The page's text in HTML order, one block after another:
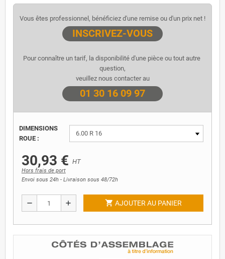
Vous êtes professionnel, bénéficiez d'une remise ou d'un prix net !
INSCRIVEZ-VOUS
Pour connaître un tarif, la disponibilité d'une pièce ou tout autre
question,
veuillez nous contacter au
01 30 16 09 97
DIMENSIONS
ROUE :
30,93 € HT
Hors frais de port
Envoi sous 24h - Livraison sous 48/72h
remove add shopping_cart AJOUTER AU PANIER